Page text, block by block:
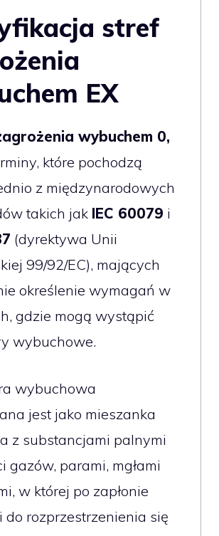
stref
EX
wybuchem 0,
które pochodzą
z międzynarodowych
takich jak IEC 60079 i
(dyrektywa Unii
99/92/EC), mających
określenie wymagań w
gdzie mogą wystąpić
wybuchowe.
wybuchowa
jest jako mieszanka
z substancjami palnymi
gazów, parami, mgłami
w której po zapłonie
do rozprzestrzenienia się